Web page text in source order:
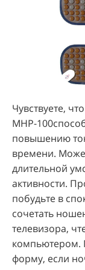
Чувствуете,
МНР-
повышению
времени.
длительной
активности.
побудьте в
сочетать
телевизора,
компьютером.
форму, если